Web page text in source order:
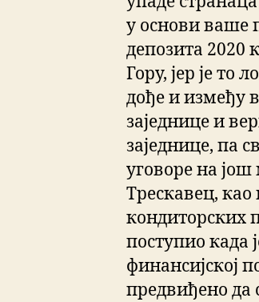
у основи ваше
депозита 2020
Гору, јер је то
дође и између
заједнице и
заједнице, па
уговоре на
Трескавец,
кондиторских
поступио када
финансијској
предвиђено да